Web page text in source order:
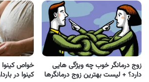
زوج درمانگر خوب چه ویژگی هایی
دارد؟ + لیست بهترین زوج درمانگرها
خواص
کینوا در